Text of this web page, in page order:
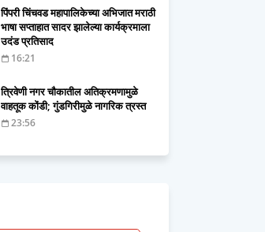
पिंपरी चिंचवड महापालिकेच्या अभिजात मराठी
भाषा सप्ताहात सादर झालेल्या कार्यक्रमाला
उदंड प्रतिसाद
16:21
त्रिवेणी नगर चौकातील अतिक्रमणामुळे
वाहतूक कोंडी; गुंडगिरीमुळे नागरिक त्रस्त
23:56